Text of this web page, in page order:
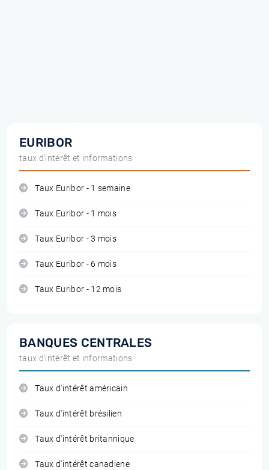
EURIBOR
taux d'intérêt et informations
Taux Euribor - 1 semaine
Taux Euribor - 1 mois
Taux Euribor - 3 mois
Taux Euribor - 6 mois
Taux Euribor - 12 mois
BANQUES CENTRALES
taux d'intérêt et informations
Taux d'intérêt américain
Taux d'intérêt brésilien
Taux d'intérêt britannique
Taux d'intérêt canadiene